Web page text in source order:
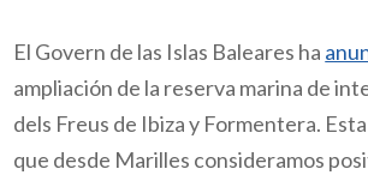
El Govern de las Islas Baleares ha
ampliación de la reserva marina de
dels Freus de Ibiza y Formentera.
que desde Marilles consideramos